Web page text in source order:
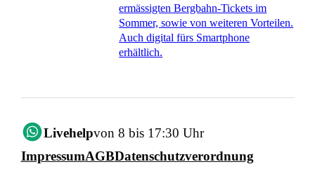
ermässigten Bergbahn-Tickets im
Sommer, sowie von weiteren Vorteilen.
Auch digital fürs Smartphone
erhältlich.
Livehelpvon 8 bis 17:30 Uhr
ImpressumAGBDatenschutzverordnung